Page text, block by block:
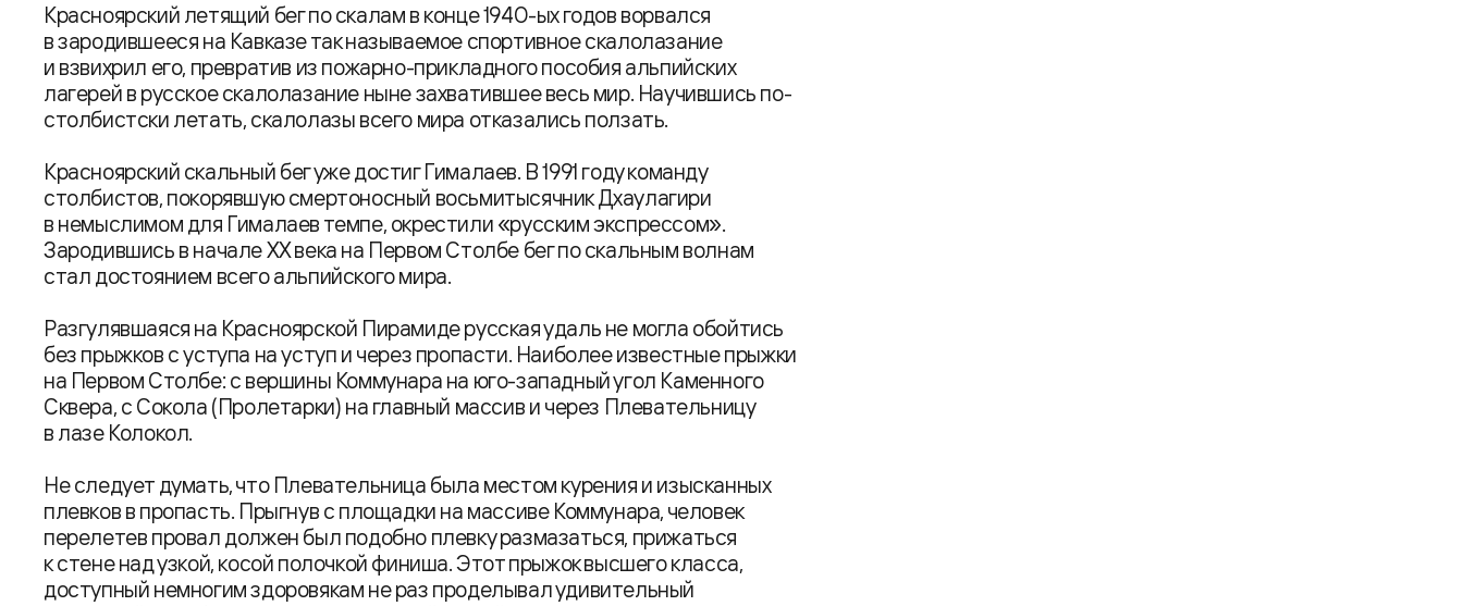
Красноярский летящий бег по скалам в конце 1940-ых годов ворвался
в зародившееся на Кавказе так называемое спортивное скалолазание
и взвихрил его, превратив из пожарно-прикладного пособия альпийских
лагерей в русское скалолазание ныне захватившее весь мир. Научившись по-
столбистски летать, скалолазы всего мира отказались ползать.
Красноярский скальный бег уже достиг Гималаев. В 1991 году команду
столбистов, покорявшую смертоносный восьмитысячник Дхаулагири
в немыслимом для Гималаев темпе, окрестили «русским экспрессом».
Зародившись в начале XX века на Первом Столбе бег по скальным волнам
стал достоянием всего альпийского мира.
Разгулявшаяся на Красноярской Пирамиде русская удаль не могла обойтись
без прыжков с уступа на уступ и через пропасти. Наиболее известные прыжки
на Первом Столбе: с вершины Коммунара на юго-западный угол Каменного
Сквера, с Сокола (Пролетарки) на главный массив и через Плевательницу
в лазе Колокол.
Не следует думать, что Плевательница была местом курения и изысканных
плевков в пропасть. Прыгнув с площадки на массиве Коммунара, человек
перелетев провал должен был подобно плевку размазаться, прижаться
к стене над узкой, косой полочкой финиша. Этот прыжок высшего класса,
доступный немногим здоровякам не раз проделывал удивительный